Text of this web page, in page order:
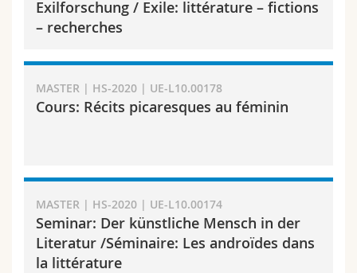
Math.-Nat. und Med. Fak.
Mitarbeitende
Webmail
MyUnifr
Exilforschung / Exile: littérature – fictions
– recherches
MASTER | HS-2020 | UE-L10.00178
Cours: Récits picaresques au féminin
MASTER | HS-2020 | UE-L10.00174
Seminar: Der künstliche Mensch in der
Literatur /Séminaire: Les androïdes dans
la littérature